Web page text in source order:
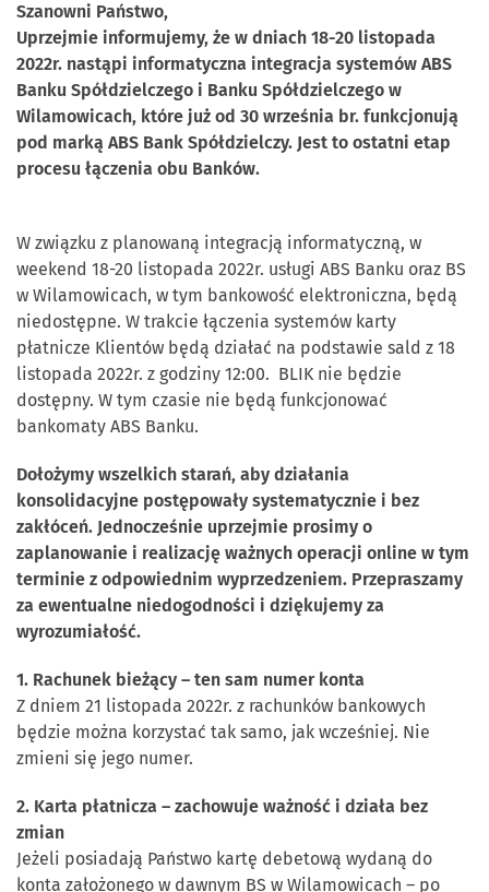
Szanowni Państwo,
Uprzejmie informujemy, że w dniach 18-20 listopada
2022r. nastąpi informatyczna integracja systemów ABS
Banku Spółdzielczego i Banku Spółdzielczego w
Wilamowicach, które już od 30 września br. funkcjonują
pod marką ABS Bank Spółdzielczy. Jest to ostatni etap
procesu łączenia obu Banków.
W związku z planowaną integracją informatyczną, w
weekend 18-20 listopada 2022r. usługi ABS Banku oraz BS
w Wilamowicach, w tym bankowość elektroniczna, będą
niedostępne. W trakcie łączenia systemów karty
płatnicze Klientów będą działać na podstawie sald z 18
listopada 2022r. z godziny 12:00. BLIK nie będzie
dostępny. W tym czasie nie będą funkcjonować
bankomaty ABS Banku.
Dołożymy wszelkich starań, aby działania
konsolidacyjne postępowały systematycznie i bez
zakłóceń. Jednocześnie uprzejmie prosimy o
zaplanowanie i realizację ważnych operacji online w tym
terminie z odpowiednim wyprzedzeniem. Przepraszamy
za ewentualne niedogodności i dziękujemy za
wyrozumiałość.
1. Rachunek bieżący – ten sam numer konta
Z dniem 21 listopada 2022r. z rachunków bankowych
będzie można korzystać tak samo, jak wcześniej. Nie
zmieni się jego numer.
2. Karta płatnicza – zachowuje ważność i działa bez
zmian
Jeżeli posiadają Państwo kartę debetową wydaną do
konta założonego w dawnym BS w Wilamowicach – po